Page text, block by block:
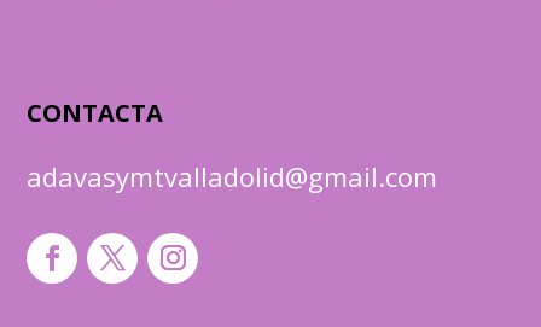
CONTACTA
adavasymtvalladolid@gmail.com